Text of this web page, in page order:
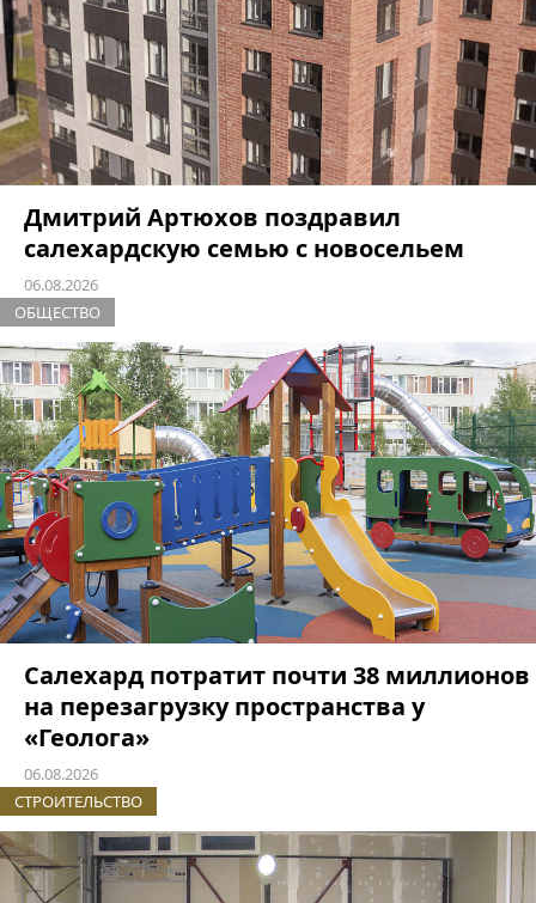
Дмитрий Артюхов поздравил
салехардскую семью с новосельем
06.08.2026
ОБЩЕСТВО
Салехард потратит почти 38 миллионов
на перезагрузку пространства у
«Геолога»
06.08.2026
СТРОИТЕЛЬСТВО